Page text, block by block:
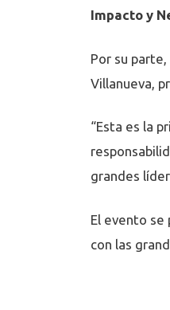
Impacto y
Por su parte,
Villanueva,
“Esta es la
grandes
El evento se
con las